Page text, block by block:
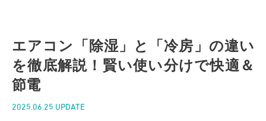
エアコン「除湿」と「冷房」の違い
を徹底解説！賢い使い分けで快適＆
節電
2025.06.25 UPDATE